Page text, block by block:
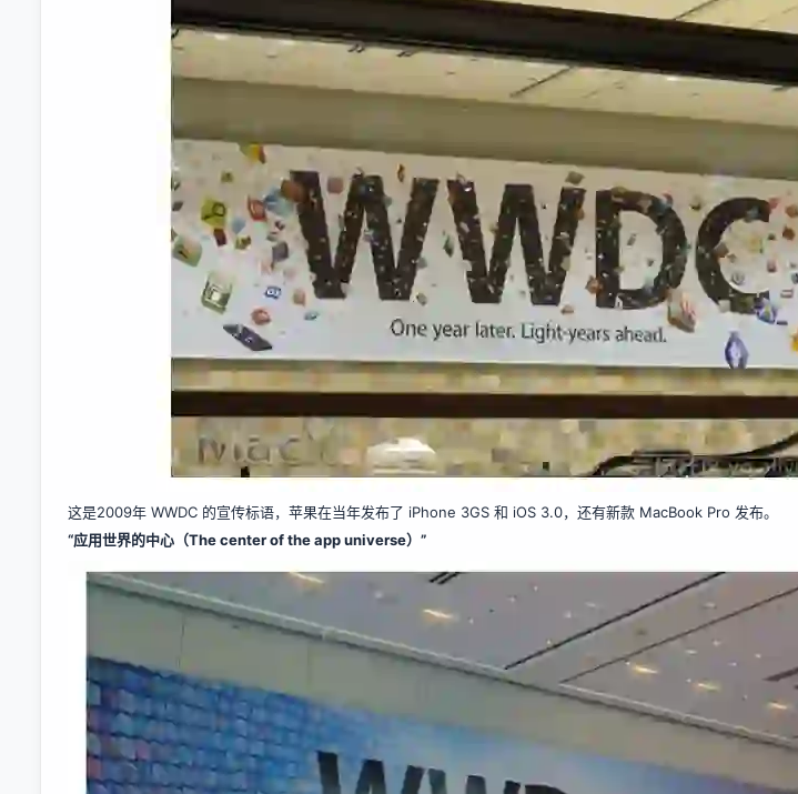
这是2009年 WWDC 的宣传标语，苹果在当年发布了 iPhone 3GS 和 iOS 3.0，还有新款 MacBook Pro 发布。
“应用世界的中心（The center of the app universe）”